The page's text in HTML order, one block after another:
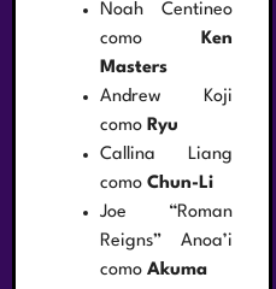
Noah Centineo
como Ken
Masters
Andrew Koji
como Ryu
Callina Liang
como Chun-Li
Joe “Roman
Reigns” Anoa’i
como Akuma